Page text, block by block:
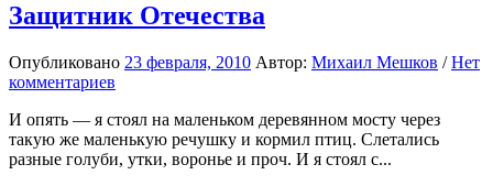
Защитник Отечества
Опубликовано 23 февраля, 2010 Автор: Михаил Мешков /Нет
комментариев
И опять — я стоял на маленьком деревянном мосту через
такую же маленькую речушку и кормил птиц. Слетались
разные голуби, утки, воронье и проч. И я стоял с...